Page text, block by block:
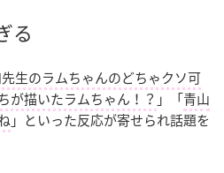
る
生のラムちゃんのどちゃクソ可
が描いたラムちゃん ！？ 」「青山
」といった反応が寄せられ話題を